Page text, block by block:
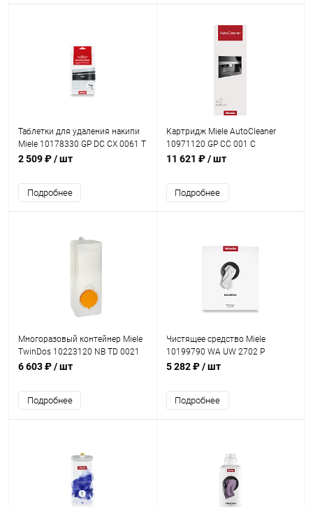
Таблетки для удаления накипи
Miele 10178330 GP DC CX 0061 T
2 509 ₽/ шт
Подробнее
Картридж Miele AutoCleaner
10971120 GP CC 001 C
11 621 ₽/ шт
Подробнее
Многоразовый контейнер Miele
TwinDos 10223120 NB TD 0021
6 603 ₽/ шт
Подробнее
Чистящее средство Miele
10199790 WA UW 2702 P
5 282 ₽/ шт
Подробнее